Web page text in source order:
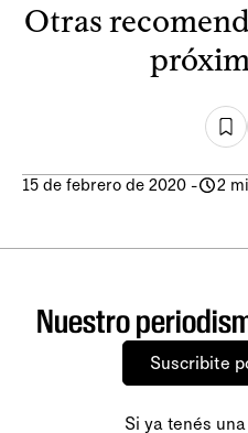
Otras
15 de febrero de 2020 - 2
Nuestro
Suscribite
Si ya tenés